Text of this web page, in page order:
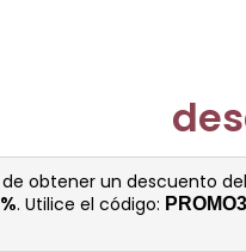
obtener un descuento del
. Utilice el código: PROMO3